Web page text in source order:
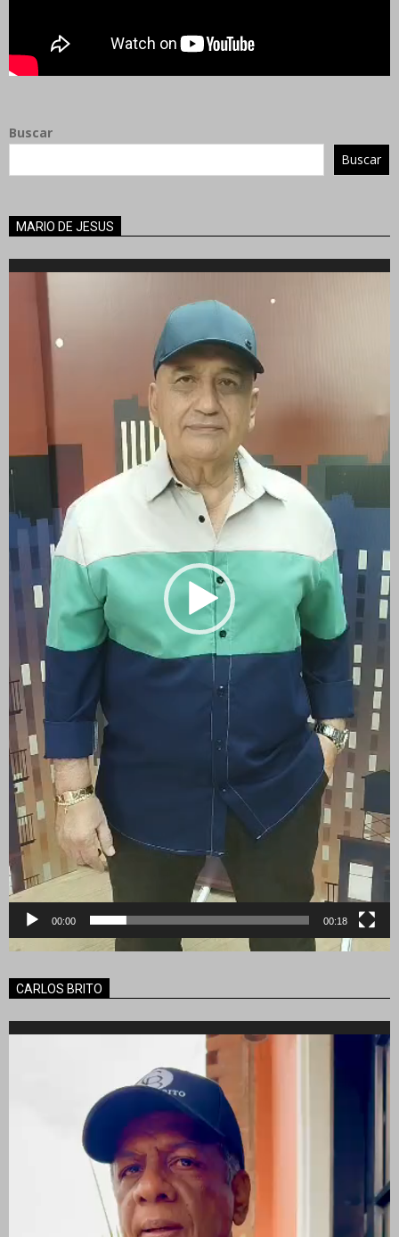
Buscar
Buscar
MARIO DE JESUS
Reproductor
00:00 00:18
CARLOS BRITO
Reproductor